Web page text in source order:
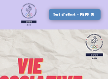
Test d'effort - PEPS 01